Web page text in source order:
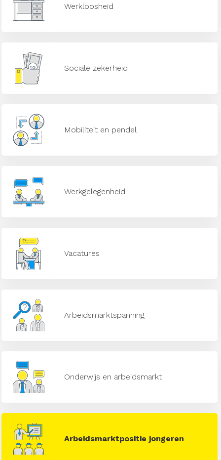
Werkloosheid
Sociale zekerheid
Mobiliteit en pendel
Werkgelegenheid
Vacatures
Arbeidsmarktspanning
Onderwijs en arbeidsmarkt
Arbeidsmarktpositie jongeren